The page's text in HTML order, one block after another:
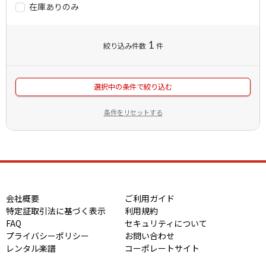
在庫ありのみ
絞り込み件数 1 件
選択中の条件で絞り込む
条件をリセットする
会社概要
ご利用ガイド
特定証取引法に基づく表示
利用規約
FAQ
セキュリティについて
プライバシーポリシー
お問い合わせ
レンタル楽譜
コーポレートサイト